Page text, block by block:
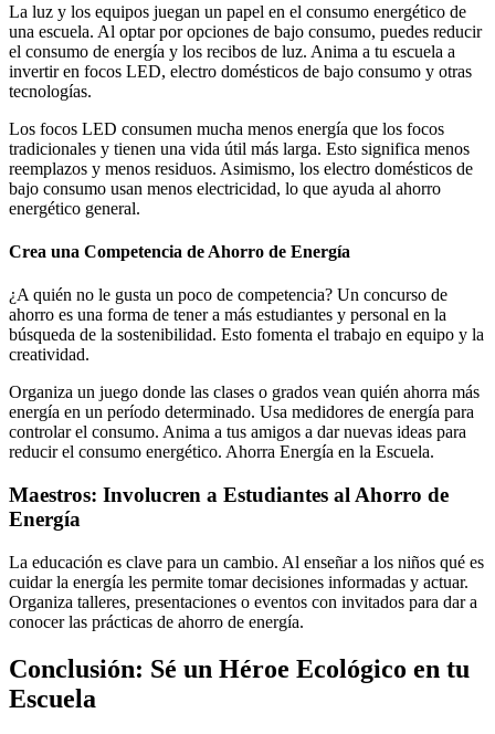
La luz y los equipos juegan un papel en el consumo energético de
una escuela. Al optar por opciones de bajo consumo, puedes reducir
el consumo de energía y los recibos de luz. Anima a tu escuela a
invertir en focos LED, electro domésticos de bajo consumo y otras
tecnologías.
Los focos LED consumen mucha menos energía que los focos
tradicionales y tienen una vida útil más larga. Esto significa menos
reemplazos y menos residuos. Asimismo, los electro domésticos de
bajo consumo usan menos electricidad, lo que ayuda al ahorro
energético general.
Crea una Competencia de Ahorro de Energía
¿A quién no le gusta un poco de competencia? Un concurso de
ahorro es una forma de tener a más estudiantes y personal en la
búsqueda de la sostenibilidad. Esto fomenta el trabajo en equipo y la
creatividad.
Organiza un juego donde las clases o grados vean quién ahorra más
energía en un período determinado. Usa medidores de energía para
controlar el consumo. Anima a tus amigos a dar nuevas ideas para
reducir el consumo energético. Ahorra Energía en la Escuela.
Maestros: Involucren a Estudiantes al Ahorro de
Energía
La educación es clave para un cambio. Al enseñar a los niños qué es
cuidar la energía les permite tomar decisiones informadas y actuar.
Organiza talleres, presentaciones o eventos con invitados para dar a
conocer las prácticas de ahorro de energía.
Conclusión: Sé un Héroe Ecológico en tu
Escuela